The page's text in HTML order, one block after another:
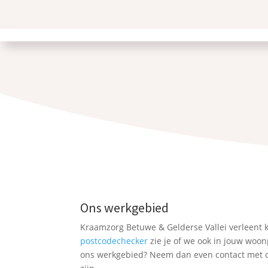
Ons werkgebied
Kraamzorg Betuwe & Gelderse Vallei
postcodechecker zie je of we ook in jouw
ons werkgebied? Neem dan even contact